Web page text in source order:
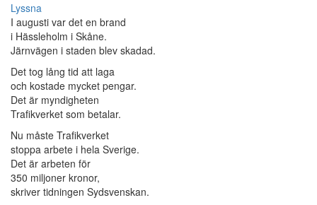
Lyssna
I augusti var det en brand
i Hässleholm i Skåne.
Järnvägen i staden blev skadad.
Det tog lång tid att laga
och kostade mycket pengar.
Det är myndigheten
Trafikverket som betalar.
Nu måste Trafikverket
stoppa arbete i hela Sverige.
Det är arbeten för
350 miljoner kronor,
skriver tidningen Sydsvenskan.